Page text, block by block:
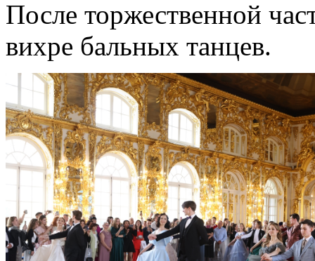
После торжественной
вихре бальных танцев.